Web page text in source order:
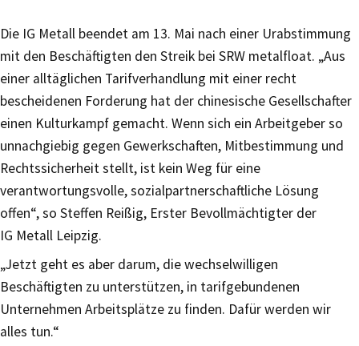
Die IG Metall beendet am 13. Mai nach einer Urabstimmung
mit den Beschäftigten den Streik bei SRW metalfloat. „Aus
einer alltäglichen Tarifverhandlung mit einer recht
bescheidenen Forderung hat der chinesische Gesellschafter
einen Kulturkampf gemacht. Wenn sich ein Arbeitgeber so
unnachgiebig gegen Gewerkschaften, Mitbestimmung und
Rechtssicherheit stellt, ist kein Weg für eine
verantwortungsvolle, sozialpartnerschaftliche Lösung
offen“, so Steffen Reißig, Erster Bevollmächtigter der
IG Metall Leipzig.
„Jetzt geht es aber darum, die wechselwilligen
Beschäftigten zu unterstützen, in tarifgebundenen
Unternehmen Arbeitsplätze zu finden. Dafür werden wir
alles tun.“